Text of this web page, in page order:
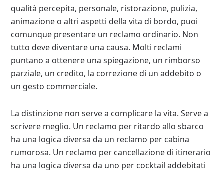
qualità percepita, personale, ristorazione, pulizia,
animazione o altri aspetti della vita di bordo, puoi
comunque presentare un reclamo ordinario. Non
tutto deve diventare una causa. Molti reclami
puntano a ottenere una spiegazione, un rimborso
parziale, un credito, la correzione di un addebito o
un gesto commerciale.
La distinzione non serve a complicare la vita. Serve a
scrivere meglio. Un reclamo per ritardo allo sbarco
ha una logica diversa da un reclamo per cabina
rumorosa. Un reclamo per cancellazione di itinerario
ha una logica diversa da uno per cocktail addebitati